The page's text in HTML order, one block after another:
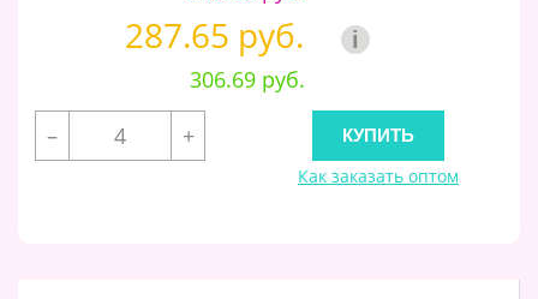
287.65 руб. i
306.69 руб.
–
+
Как заказать оптом